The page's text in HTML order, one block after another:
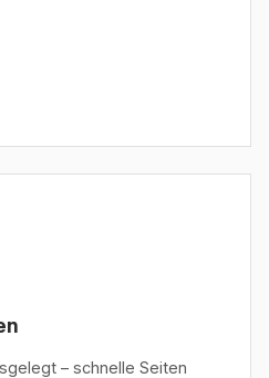
– schnelle Seiten